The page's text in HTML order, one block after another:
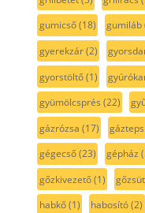
gumicső(18) gumiláb
gyerekzár(2)
gyorstöltő(1)
gyümölcsprés (22)
gázrózsa (17) gáztepsi
gégecső(23) gépház
gőzkivezető(1)
habkő(1) habosító(2)